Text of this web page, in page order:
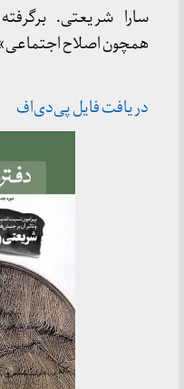
سارا شریعتی.
همچون‌ اصلاح اجتماعی»
دریافت فایل پی‌دی‌اف